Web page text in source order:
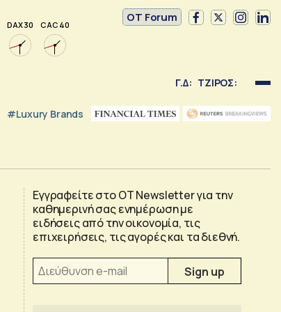
DAX 30 CAC 40
OT Forum
Γ.Δ: ΤΖΙΡΟΣ:
#luxury Brands
Εγγραφείτε στο OT Newsletter για την
καθημερινή σας ενημέρωση με
ειδήσεις από την οικονομία, τις
επιχειρήσεις, τις αγορές και τα διεθνή.